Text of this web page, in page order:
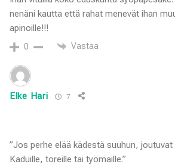
nenäni kautta että rahat menevät ihan
apinoille!!!
0 Vastaa
Elke Hari 7
”Jos perhe elää kädestä suuhun, joutuvat
Kaduille, toreille tai työmaille.”